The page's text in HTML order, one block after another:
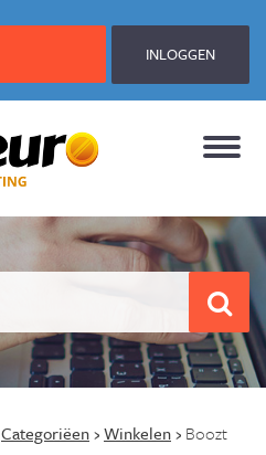
INLOGGEN
Categoriëen›Winkelen› Boozt